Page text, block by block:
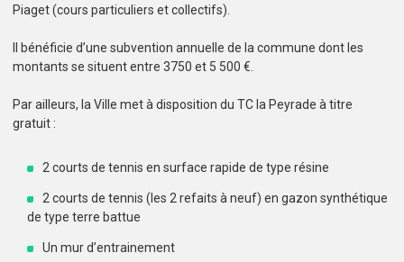
Piaget (cours particuliers et collectifs).
Il bénéficie d’une subvention annuelle de la commune dont les
montants se situent entre 3750 et 5 500 €.
Par ailleurs, la Ville met à disposition du TC la Peyrade à titre
gratuit :
2 courts de tennis en surface rapide de type résine
2 courts de tennis (les 2 refaits à neuf) en gazon synthétique
de type terre battue
Un mur d’entrainement